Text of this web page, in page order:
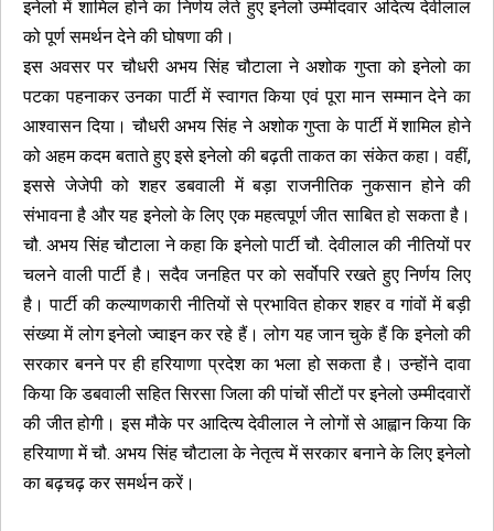
इनेलो में शामिल होने का निर्णय लेते हुए इनेलो उम्मीदवार अदित्य देवीलाल
को पूर्ण समर्थन देने की घोषणा की।
इस अवसर पर चौधरी अभय सिंह चौटाला ने अशोक गुप्ता को इनेलो का
पटका पहनाकर उनका पार्टी में स्वागत किया एवं पूरा मान सम्मान देने का
आश्वासन दिया। चौधरी अभय सिंह ने अशोक गुप्ता के पार्टी में शामिल होने
को अहम कदम बताते हुए इसे इनेलो की बढ़ती ताकत का संकेत कहा। वहीं,
इससे जेजेपी को शहर डबवाली में बड़ा राजनीतिक नुकसान होने की
संभावना है और यह इनेलो के लिए एक महत्वपूर्ण जीत साबित हो सकता है।
चौ. अभय सिंह चौटाला ने कहा कि इनेलो पार्टी चौ. देवीलाल की नीतियों पर
चलने वाली पार्टी है। सदैव जनहित पर को सर्वोपरि रखते हुए निर्णय लिए
है। पार्टी की कल्याणकारी नीतियों से प्रभावित होकर शहर व गांवों में बड़ी
संख्या में लोग इनेलो ज्वाइन कर रहे हैं। लोग यह जान चुके हैं कि इनेलो की
सरकार बनने पर ही हरियाणा प्रदेश का भला हो सकता है। उन्होंने दावा
किया कि डबवाली सहित सिरसा जिला की पांचों सीटों पर इनेलो उम्मीदवारों
की जीत होगी। इस मौके पर आदित्य देवीलाल ने लोगों से आह्वान किया कि
हरियाणा में चौ. अभय सिंह चौटाला के नेतृत्व में सरकार बनाने के लिए इनेलो
का बढ़चढ़ कर समर्थन करें।